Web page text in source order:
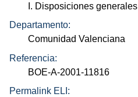
I. Disposiciones generales
Departamento:
Comunidad Valenciana
Referencia:
BOE-A-2001-11816
Permalink ELI: